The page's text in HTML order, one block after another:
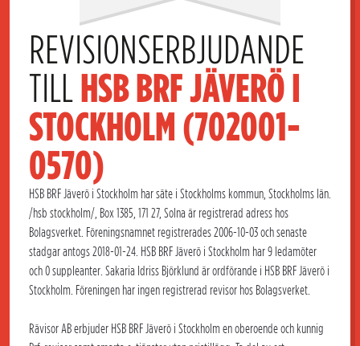
REVISIONSERBJUDANDE
TILL HSB BRF JÄVERÖ I
STOCKHOLM (702001-
0570)
HSB BRF Jäverö i Stockholm har säte i Stockholms kommun, Stockholms län.
/hsb stockholm/, Box 1385, 171 27, Solna är registrerad adress hos
Bolagsverket. Föreningsnamnet registrerades 2006-10-03 och senaste
stadgar antogs 2018-01-24. HSB BRF Jäverö i Stockholm har 9 ledamöter
och 0 suppleanter. Sakaria Idriss Björklund är ordförande i HSB BRF Jäverö i
Stockholm. Föreningen har ingen registrerad revisor hos Bolagsverket.
Rävisor AB erbjuder HSB BRF Jäverö i Stockholm en oberoende och kunnig